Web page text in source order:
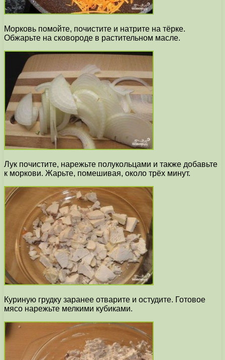
Морковь помойте, почистите и натрите на тёрке.
Обжарьте на сковороде в растительном масле.
Лук почистите, нарежьте полукольцами и также добавьте
к моркови. Жарьте, помешивая, около трёх минут.
Куриную грудку заранее отварите и остудите. Готовое
мясо нарежьте мелкими кубиками.